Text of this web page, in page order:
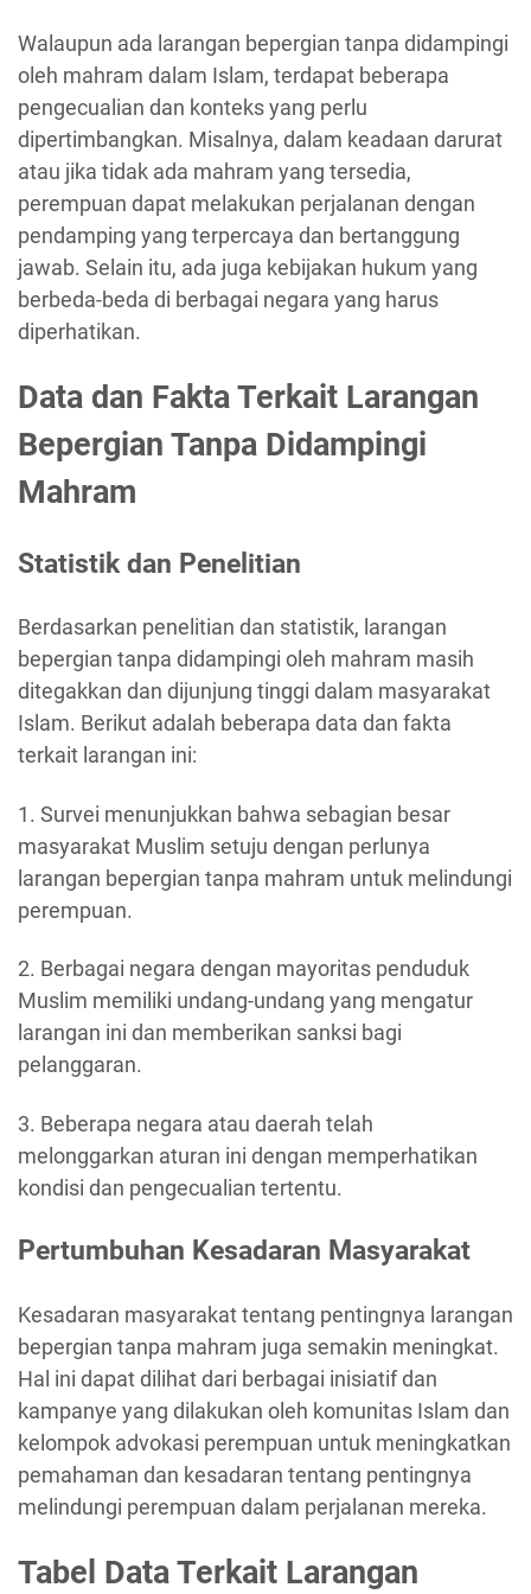
Walaupun ada larangan bepergian tanpa didampingi
oleh mahram dalam Islam, terdapat beberapa
pengecualian dan konteks yang perlu
dipertimbangkan. Misalnya, dalam keadaan darurat
atau jika tidak ada mahram yang tersedia,
perempuan dapat melakukan perjalanan dengan
pendamping yang terpercaya dan bertanggung
jawab. Selain itu, ada juga kebijakan hukum yang
berbeda-beda di berbagai negara yang harus
diperhatikan.
Data dan Fakta Terkait Larangan
Bepergian Tanpa Didampingi
Mahram
Statistik dan Penelitian
Berdasarkan penelitian dan statistik, larangan
bepergian tanpa didampingi oleh mahram masih
ditegakkan dan dijunjung tinggi dalam masyarakat
Islam. Berikut adalah beberapa data dan fakta
terkait larangan ini:
1. Survei menunjukkan bahwa sebagian besar
masyarakat Muslim setuju dengan perlunya
larangan bepergian tanpa mahram untuk melindungi
perempuan.
2. Berbagai negara dengan mayoritas penduduk
Muslim memiliki undang-undang yang mengatur
larangan ini dan memberikan sanksi bagi
pelanggaran.
3. Beberapa negara atau daerah telah
melonggarkan aturan ini dengan memperhatikan
kondisi dan pengecualian tertentu.
Pertumbuhan Kesadaran Masyarakat
Kesadaran masyarakat tentang pentingnya larangan
bepergian tanpa mahram juga semakin meningkat.
Hal ini dapat dilihat dari berbagai inisiatif dan
kampanye yang dilakukan oleh komunitas Islam dan
kelompok advokasi perempuan untuk meningkatkan
pemahaman dan kesadaran tentang pentingnya
melindungi perempuan dalam perjalanan mereka.
Tabel Data Terkait Larangan